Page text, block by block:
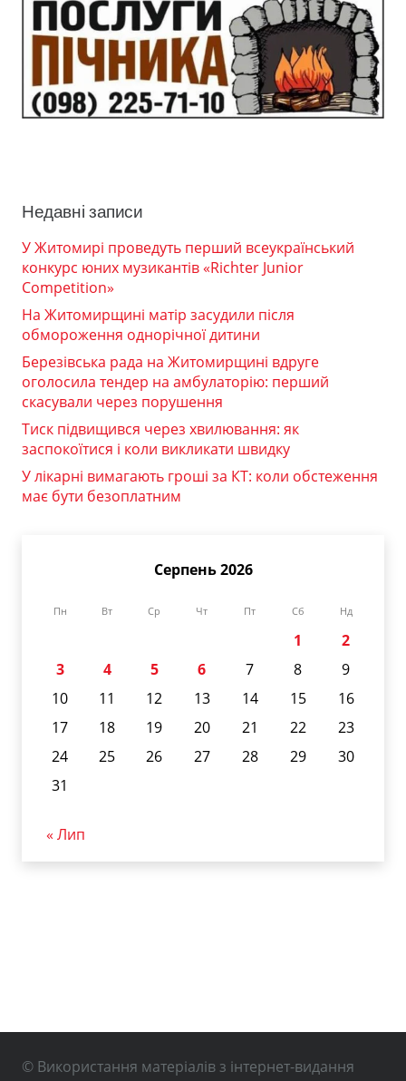
Недавні записи
У Житомирі проведуть перший всеукраїнський
конкурс юних музикантів «Richter Junior
Competition»
На Житомирщині матір засудили після
обмороження однорічної дитини
Березівська рада на Житомирщині вдруге
оголосила тендер на амбулаторію: перший
скасували через порушення
Тиск підвищився через хвилювання: як
заспокоїтися і коли викликати швидку
У лікарні вимагають гроші за КТ: коли обстеження
має бути безоплатним
Серпень 2026
Пн Вт Ср Чт Пт Сб Нд
1
2
3
4 5 6 7 8
9
10
11 12 13 14 15
16
17
18 19 20 21 22
23
24
25 26 27 28 29
30
31
« Лип
© Використання матеріалів з інтернет-видання